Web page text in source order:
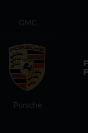
GMC
Porsche